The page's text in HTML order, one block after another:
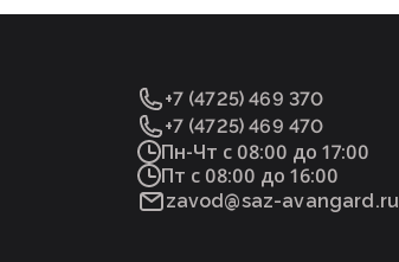
+7 (4725) 469 370
+7 (4725) 469 470
Пн-Чт с 08:00 до 17:00
Пт с 08:00 до 16:00
zavod@saz-avangard.ru